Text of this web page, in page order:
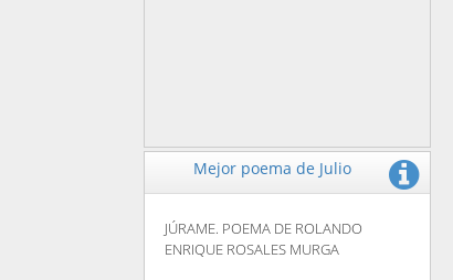
Mejor poema de Julio
JÚRAME. POEMA DE ROLANDO
ENRIQUE ROSALES MURGA